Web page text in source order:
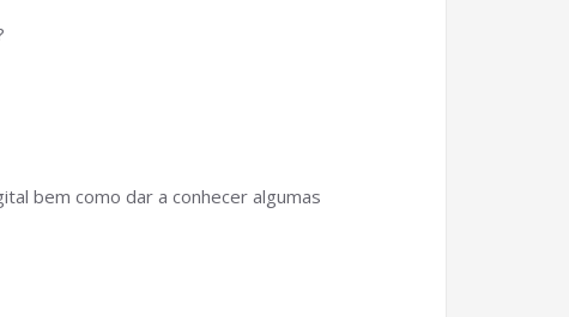
bem como dar a conhecer algumas